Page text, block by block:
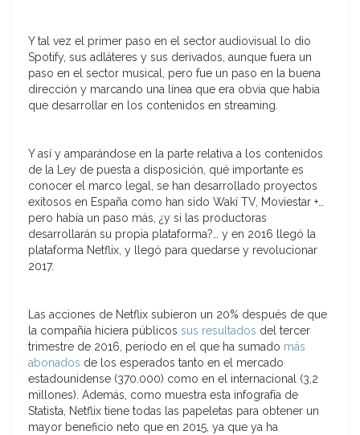
Y tal vez el primer paso en el sector audiovisual lo dio
Spotify, sus adláteres y sus derivados, aunque fuera un
paso en el sector musical, pero fue un paso en la buena
dirección y marcando una línea que era obvia que había
que desarrollar en los contenidos en streaming.
Y así y amparándose en la parte relativa a los contenidos
de la Ley de puesta a disposición, qué importante es
conocer el marco legal, se han desarrollado proyectos
exitosos en España como han sido Wakí TV, Moviestar +…
pero había un paso más, ¿y si las productoras
desarrollarán su propia plataforma?… y en 2016 llegó la
plataforma Netflix, y llegó para quedarse y revolucionar
2017.
Las acciones de Netflix subieron un 20% después de que
la compañía hiciera públicos sus resultados del tercer
trimestre de 2016, periodo en el que ha sumado más
abonados de los esperados tanto en el mercado
estadounidense (370.000) como en el internacional (3,2
millones). Además, como muestra esta infografía de
Statista, Netflix tiene todas las papeletas para obtener un
mayor beneficio neto que en 2015, ya que ya ha